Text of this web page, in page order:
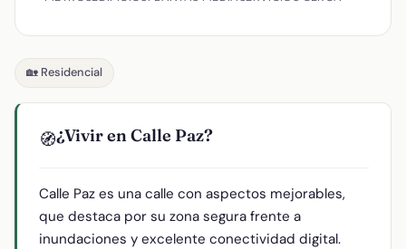
🏡 Residencial
🧭¿Vivir en Calle Paz?
Calle Paz es una calle con aspectos mejorables,
que destaca por su zona segura frente a
inundaciones y excelente conectividad digital.